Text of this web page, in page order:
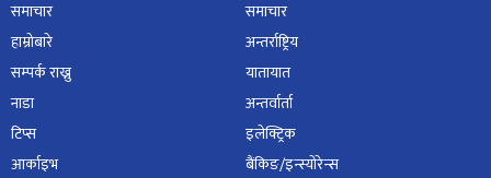
समाचार
हाम्रोबारे
सम्पर्क राख्नु
नाडा
टिप्स
आर्काइभ
समाचार
अन्तर्राष्ट्रिय
यातायात
अन्तर्वार्ता
इलेक्ट्रिक
बैंकिङ/इन्स्योरेन्स